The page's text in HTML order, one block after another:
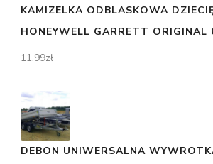
KAMIZELKA ODBLASKOWA
HONEYWELL GARRETT ORIGINAL
11,99zł
DEBON UNIWERSALNA